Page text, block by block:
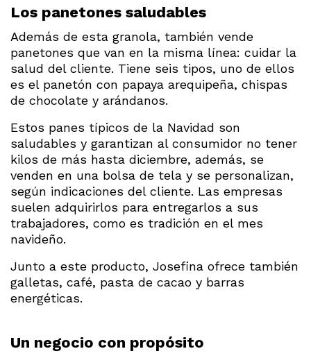
Los panetones saludables
Además de esta granola, también vende
panetones que van en la misma línea: cuidar la
salud del cliente. Tiene seis tipos, uno de ellos
es el panetón con papaya arequipeña, chispas
de chocolate y arándanos.
Estos panes típicos de la Navidad son
saludables y garantizan al consumidor no tener
kilos de más hasta diciembre, además, se
venden en una bolsa de tela y se personalizan,
según indicaciones del cliente. Las empresas
suelen adquirirlos para entregarlos a sus
trabajadores, como es tradición en el mes
navideño.
Junto a este producto, Josefina ofrece también
galletas, café, pasta de cacao y barras
energéticas.
Un negocio con propósito